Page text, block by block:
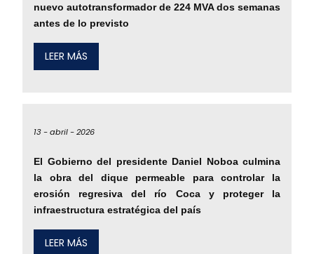
nuevo autotransformador de 224 MVA dos semanas
antes de lo previsto
LEER MÁS
13 -abril -2026
El Gobierno del presidente Daniel Noboa culmina
la obra del dique permeable para controlar la
erosión regresiva del río Coca y proteger la
infraestructura estratégica del país
LEER MÁS